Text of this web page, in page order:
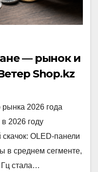
— рынок и
Shop.kz
рынка 2026 года
2026 году
OLED-панели
в среднем сегменте,
Гц стала…